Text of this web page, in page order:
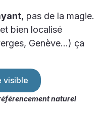
, pas de la magie.
bien localisé
Genève…) ça
visible
naturel